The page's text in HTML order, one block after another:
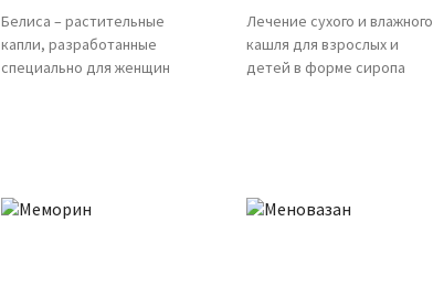
Белиса – растительные
капли, разработанные
специально для женщин
Лечение сухого и влажного
кашля для взрослых и
детей в форме сиропа